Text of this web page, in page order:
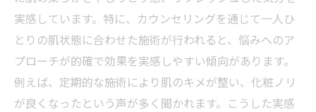
安
効果を実感するためのフェイシャルエステ
頻度
姫路市で賢く選ぶフェイシャルエステの基
準
実感しています。特に、カウンセリングを通じて一人ひ
とりの肌状態に合わせた施術が行われると、悩みへのア
プローチが的確で効果を実感しやすい傾向があります。
例えば、定期的な施術により肌のキメが整い、化粧ノリ
が良くなったという声が多く聞かれます。こうした実感